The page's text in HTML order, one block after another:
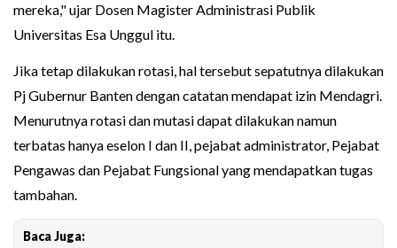
mereka," ujar Dosen Magister Administrasi Publik
Universitas Esa Unggul itu.
Jika tetap dilakukan rotasi, hal tersebut sepatutnya dilakukan
Pj Gubernur Banten dengan catatan mendapat izin Mendagri.
Menurutnya rotasi dan mutasi dapat dilakukan namun
terbatas hanya eselon I dan II, pejabat administrator, Pejabat
Pengawas dan Pejabat Fungsional yang mendapatkan tugas
tambahan.
Baca Juga: